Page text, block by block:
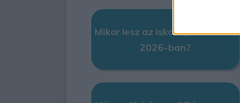
Mikor lesz az iskolai, téli szünet
2026-ban?